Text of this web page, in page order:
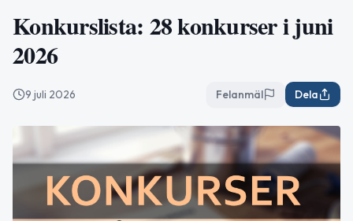
Konkurslista: 28 konkurser i juni
2026
9 juli 2026 Felanmäl Dela